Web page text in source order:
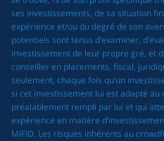
ses investissements, de sa situation
expérience et/ou du degré de son
potentiels sont tenus d’examiner,
investissement de leur propre gré, et
conseiller en placements, fiscal,
seulement, chaque fois qu’un
si cet investissement lui est adapté au
préalablement rempli par lui et qui
expérience en matière
MiFID. Les risques inhérents au